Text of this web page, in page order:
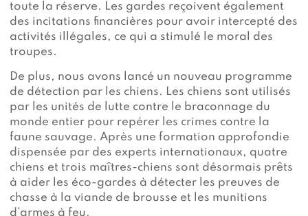
toute la réserve. Les gardes reçoivent également
des incitations financières pour avoir intercepté des
activités illégales, ce qui a stimulé le moral des
troupes.
De plus, nous avons lancé un nouveau programme
de détection par les chiens. Les chiens sont utilisés
par les unités de lutte contre le braconnage du
monde entier pour repérer les crimes contre la
faune sauvage. Après une formation approfondie
dispensée par des experts internationaux, quatre
chiens et trois maîtres-chiens sont désormais prêts
à aider les éco-gardes à détecter les preuves de
chasse à la viande de brousse et les munitions
d’armes à feu.